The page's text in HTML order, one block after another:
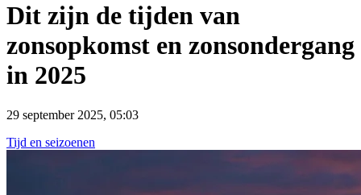
Dit zijn de tijden van
zonsopkomst en zonsondergang
in 2025
29 september 2025, 05:03
Tijd en seizoenen